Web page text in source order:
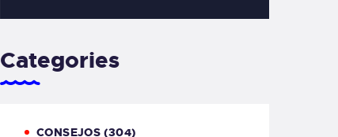
Categories
CONSEJOS (304)